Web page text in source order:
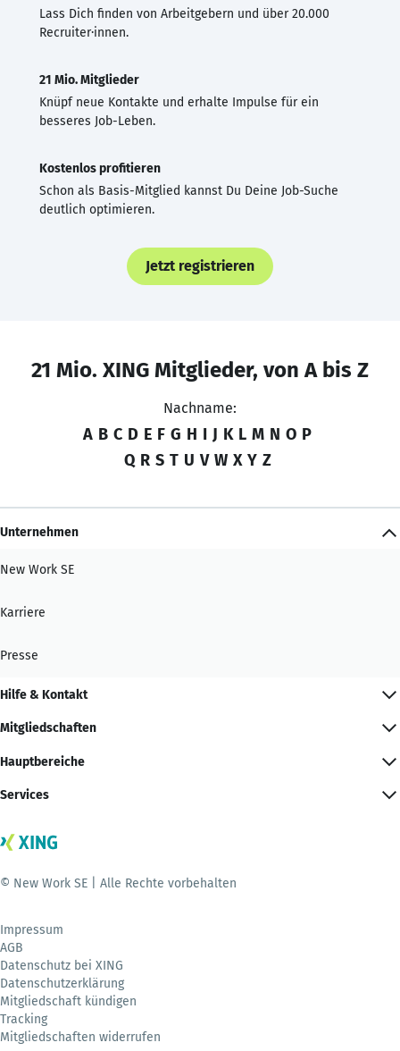
Lass Dich finden von Arbeitgebern und über 20.000
Recruiter·innen.
21 Mio. Mitglieder
Knüpf neue Kontakte und erhalte Impulse für ein
besseres Job-Leben.
Kostenlos profitieren
Schon als Basis-Mitglied kannst Du Deine Job-Suche
deutlich optimieren.
Jetzt registrieren
21 Mio. XING Mitglieder, von A bis Z
Nachname:
A B C D E F G H I J K L M N O P
Q R S T U V W X Y Z
Unternehmen
New Work SE
Karriere
Presse
Hilfe & Kontakt
Mitgliedschaften
Hauptbereiche
Services
© New Work SE | Alle Rechte vorbehalten
Impressum
AGB
Datenschutz bei XING
Datenschutzerklärung
Mitgliedschaft kündigen
Tracking
Mitgliedschaften widerrufen